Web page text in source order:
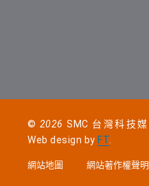
© 2026 SMC 台灣科技
Web design by FT.
網站地圖 網站著作權聲明